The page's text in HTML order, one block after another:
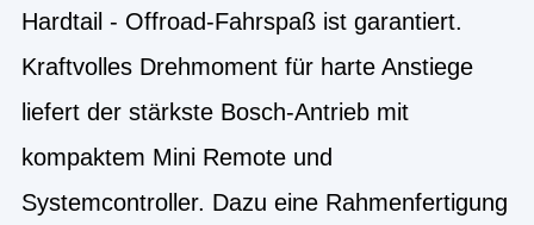
Hardtail - Offroad-Fahrspaß ist garantiert.
Kraftvolles Drehmoment für harte Anstiege
liefert der stärkste Bosch-Antrieb mit
kompaktem Mini Remote und
Systemcontroller. Dazu eine Rahmenfertigung